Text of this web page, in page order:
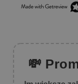
💸